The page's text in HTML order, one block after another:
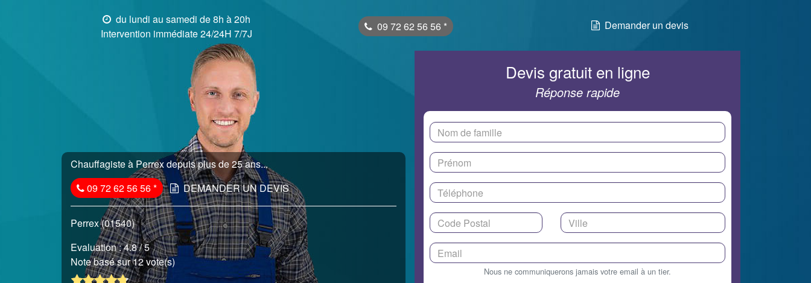
du lundi au samedi de 8h à 20h
Intervention immédiate 24/24H 7/7J
09 72 62 56 56 * Demander un devis
Chauffagiste à Perrex depuis plus de 25 ans...
09 72 62 56 56* DEMANDER UN DEVIS
Perrex (01540)
Evaluation :4.8/ 5
Note basé sur 12 vote(s)
Devis gratuit en ligne
Réponse rapide
Nous ne communiquerons jamais votre email à un tier.